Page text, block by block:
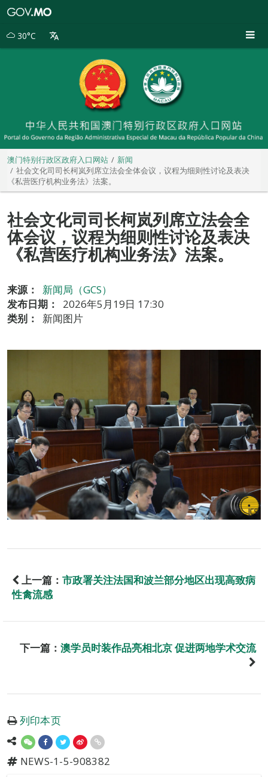
别
30°C
澳门特别行政区政府入口网站
新闻
社会文化司司长柯岚列席立法会全体会议，议程为细则性讨论及表决
《私营医疗机构业务法》法案。
社会文化司司长柯岚列席立法会全
体会议，议程为细则性讨论及表决
《私营医疗机构业务法》法案。
来源：
新闻局（GCS）
发布日期：
2026年5月19日 17:30
类别：
新闻图片
上一篇： 市政署关注法国和波兰部分地区出现高致病
性禽流感
下一篇： 澳学员时装作品亮相北京 促进两地学术交流
列印本页
NEWS-1-5-908382